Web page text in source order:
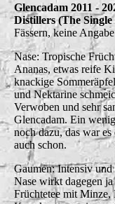
Glencadam 2011 -
Distillers (The
Fässern, keine
Nase: Tropische
Ananas, etwas reife
knackige
und Nektarine
Verwoben und sehr
Glencadam. Ein
noch dazu, das war es
auch schon.
Gaumen: Intensiv
Nase wirkt dagegen
Früchtetee mit Minze,